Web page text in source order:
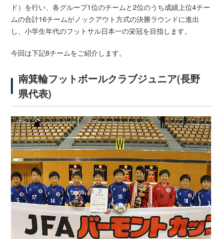
ド）を行い、各グループ1位のチームと2位のうち成績上位4チー
ムの合計16チームがノックアウト方式の決勝ラウンドに進出
し、小学生年代のフットサル日本一の栄冠を目指します。
今回は下記8チームをご紹介します。
南箕輪フットボールクラブジュニア(長野
県代表)